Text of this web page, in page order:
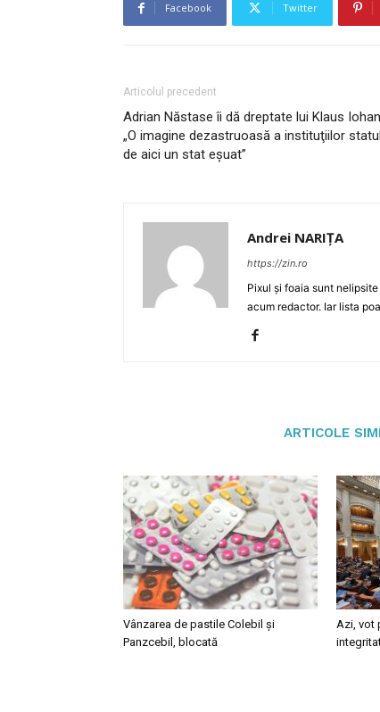
Facebook Twitter
Articolul precedent
Adrian Năstase îi dă dreptate lui Klaus
„O imagine dezastruoasă a instituţiilor
de aici un stat eşuat”
Andrei NARIȚA
https://zin.ro
Pixul și foaia sunt
acum redactor. Iar lista
ARTICOLE
Vânzarea de pastile Colebil și
Panzcebil, blocată
Azi, vot